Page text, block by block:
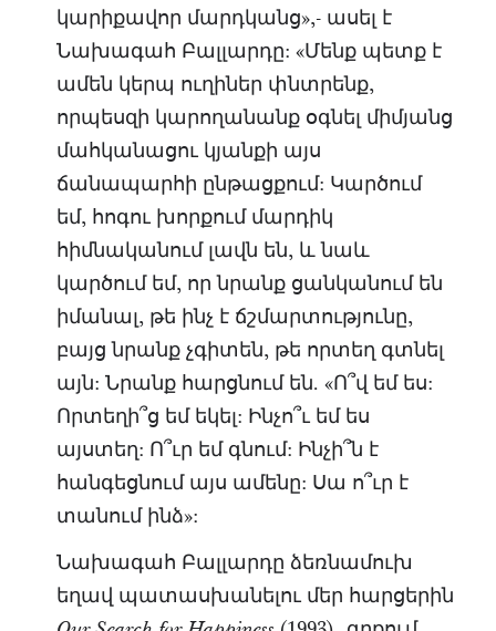
կարիքավոր մարդկանց»,- ասել է
Նախագահ Բալլարդը: «Մենք պետք է
ամեն կերպ ուղիներ փնտրենք,
որպեսզի կարողանանք օգնել միմյանց
մահկանացու կյանքի այս
ճանապարհի ընթացքում: Կարծում
եմ, հոգու խորքում մարդիկ
հիմնականում լավն են, և նաև
կարծում եմ, որ նրանք ցանկանում են
իմանալ, թե ինչ է ճշմարտությունը,
բայց նրանք չգիտեն, թե որտեղ գտնել
այն: Նրանք հարցնում են. «Ո՞վ եմ ես:
Որտեղի՞ց եմ եկել: Ինչո՞ւ եմ ես
այստեղ: Ո՞ւր եմ գնում: Ինչի՞ն է
հանգեցնում այս ամենը: Սա ո՞ւր է
տանում ինձ»:
Նախագահ Բալլարդը ձեռնամուխ
եղավ պատասխանելու մեր հարցերին